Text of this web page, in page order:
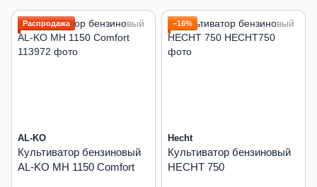
Распродажа
AL-KO
Культиватор бензиновый
AL-KO MH 1150 Comfort
−16%
Hecht
Культиватор бензиновый
HECHT 750